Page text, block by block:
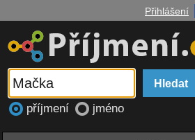
Přihlášení
příjmení jméno